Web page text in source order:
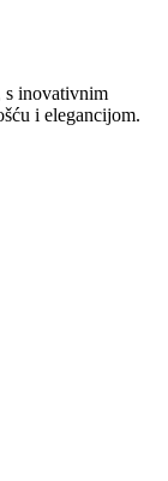
s inovativnim
i elegancijom.